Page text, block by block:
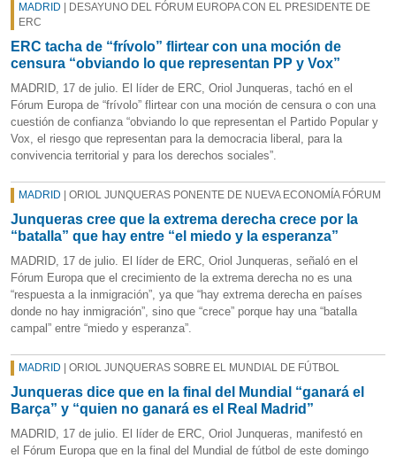
MADRID | DESAYUNO DEL FÓRUM EUROPA CON EL PRESIDENTE DE
ERC
ERC tacha de “frívolo” flirtear con una moción de
censura “obviando lo que representan PP y Vox”
MADRID, 17 de julio. El líder de ERC, Oriol Junqueras, tachó en el
Fórum Europa de “frívolo” flirtear con una moción de censura o con una
cuestión de confianza “obviando lo que representan el Partido Popular y
Vox, el riesgo que representan para la democracia liberal, para la
convivencia territorial y para los derechos sociales”.
MADRID | ORIOL JUNQUERAS PONENTE DE NUEVA ECONOMÍA FÓRUM
Junqueras cree que la extrema derecha crece por la
“batalla” que hay entre “el miedo y la esperanza”
MADRID, 17 de julio. El líder de ERC, Oriol Junqueras, señaló en el
Fórum Europa que el crecimiento de la extrema derecha no es una
“respuesta a la inmigración”, ya que “hay extrema derecha en países
donde no hay inmigración”, sino que “crece” porque hay una “batalla
campal” entre “miedo y esperanza”.
MADRID | ORIOL JUNQUERAS SOBRE EL MUNDIAL DE FÚTBOL
Junqueras dice que en la final del Mundial “ganará el
Barça” y “quien no ganará es el Real Madrid”
MADRID, 17 de julio. El líder de ERC, Oriol Junqueras, manifestó en
el Fórum Europa que en la final del Mundial de fútbol de este domingo